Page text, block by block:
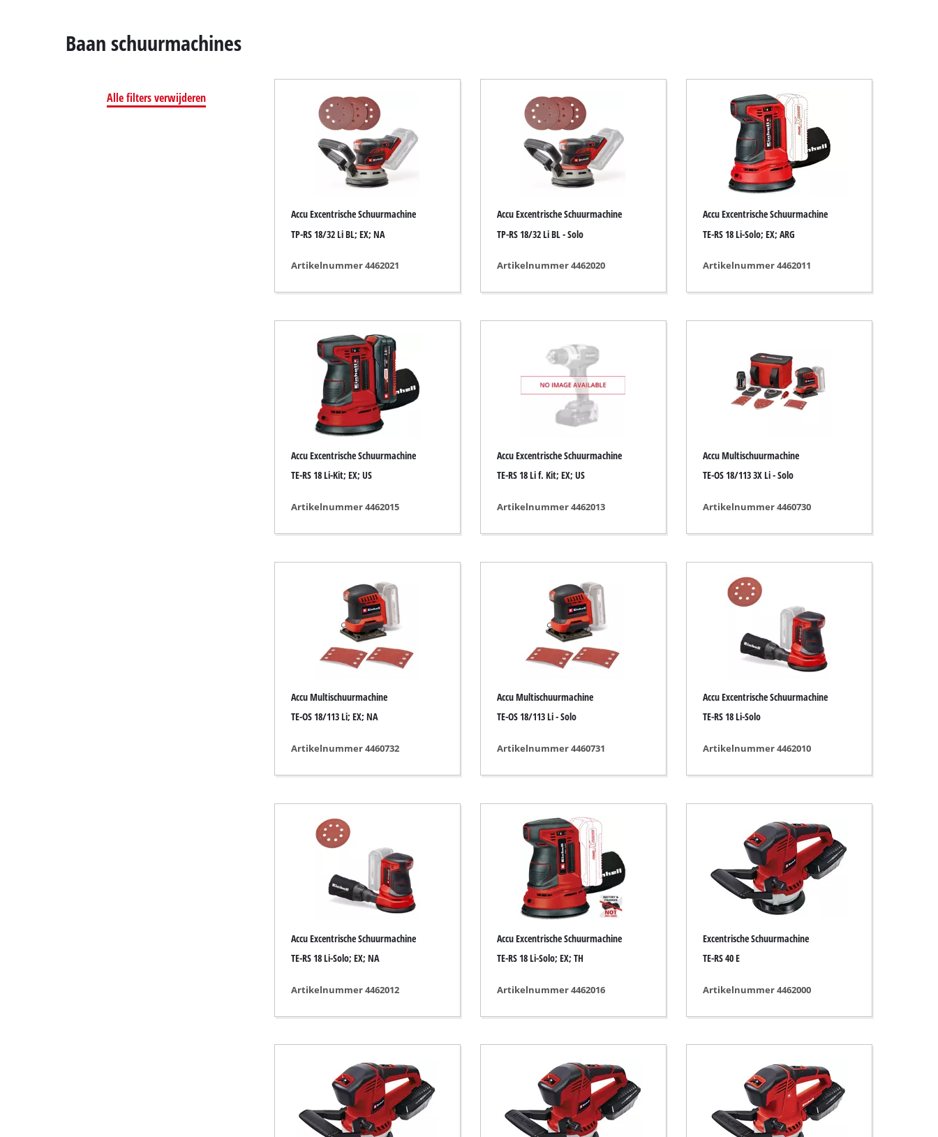
Kap- en Verstekzaag
Bandzagen
Figuurzaag
Andere zagen
Nat-/ Droogzuiger
Werkbankslijpmachine
Baan schuurmachines
Wand / vloer schuurmachine
Deltaschuurmachines
Andere Schuurmachine
Slijp- / Graveermachine
Elektrische Compressor
Persluchtapparaten
Auto Compressor
Schaafmachine / Freesmachine
Verf- & Mortelmengers
Automotive
Hef- / sleepvoertuigen
Polijstmachines
Electro Heggenscharen
Draadloze Heggenscharen
Benzine Heggenscharen
Telescopische Heggenschaar
Takkenschaar
Tuinpomp
Dompelpomp
Drainage Pompen
Diepte- / Dompelpomp
Hydrofoorpomp
Benzine Waterpomp
Andere pompen
Benzine Verticuteerder
Hand Verticuteerder
Accu Kettingzaag
Takkenzaag
Hogedrukreinigers
Hakselaars
Oppervlakte reiniger
Voegenreiniger
Grasscharen
Bladzuigers
Veegmachine
Baan schuurmachines
Alle filters verwijderen
Accu Excentrische Schuurmachine
TP-RS 18/32 Li BL; EX; NA
Artikelnummer 4462021
Accu Excentrische Schuurmachine
TP-RS 18/32 Li BL - Solo
Artikelnummer 4462020
Accu Excentrische Schuurmachine
TE-RS 18 Li-Solo; EX; ARG
Artikelnummer 4462011
Accu Excentrische Schuurmachine
TE-RS 18 Li-Kit; EX; US
Artikelnummer 4462015
Accu Excentrische Schuurmachine
TE-RS 18 Li f. Kit; EX; US
Artikelnummer 4462013
Accu Multischuurmachine
TE-OS 18/113 3X Li - Solo
Artikelnummer 4460730
Accu Multischuurmachine
TE-OS 18/113 Li; EX; NA
Artikelnummer 4460732
Accu Multischuurmachine
TE-OS 18/113 Li - Solo
Artikelnummer 4460731
Accu Excentrische Schuurmachine
TE-RS 18 Li-Solo
Artikelnummer 4462010
Accu Excentrische Schuurmachine
TE-RS 18 Li-Solo; EX; NA
Artikelnummer 4462012
Accu Excentrische Schuurmachine
TE-RS 18 Li-Solo; EX; TH
Artikelnummer 4462016
Excentrische Schuurmachine
TE-RS 40 E
Artikelnummer 4462000